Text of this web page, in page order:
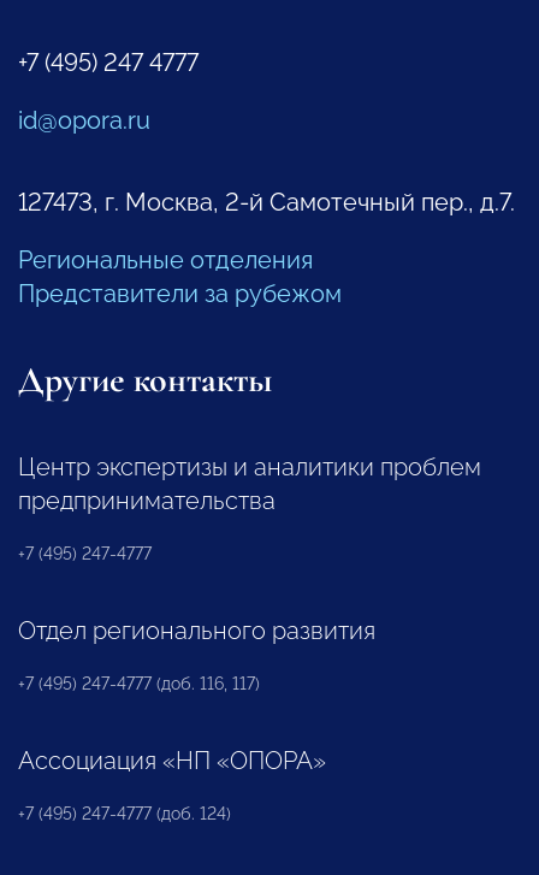
+7 (495) 247 4777
id@opora.ru
127473, г. Москва, 2-й Самотечный пер., д.7.
Региональные отделения
Представители за рубежом
Другие контакты
Центр экспертизы и аналитики проблем
предпринимательства
+7 (495) 247-4777
Отдел регионального развития
+7 (495) 247-4777 (доб. 116, 117)
Ассоциация «НП «ОПОРА»
+7 (495) 247-4777 (доб. 124)